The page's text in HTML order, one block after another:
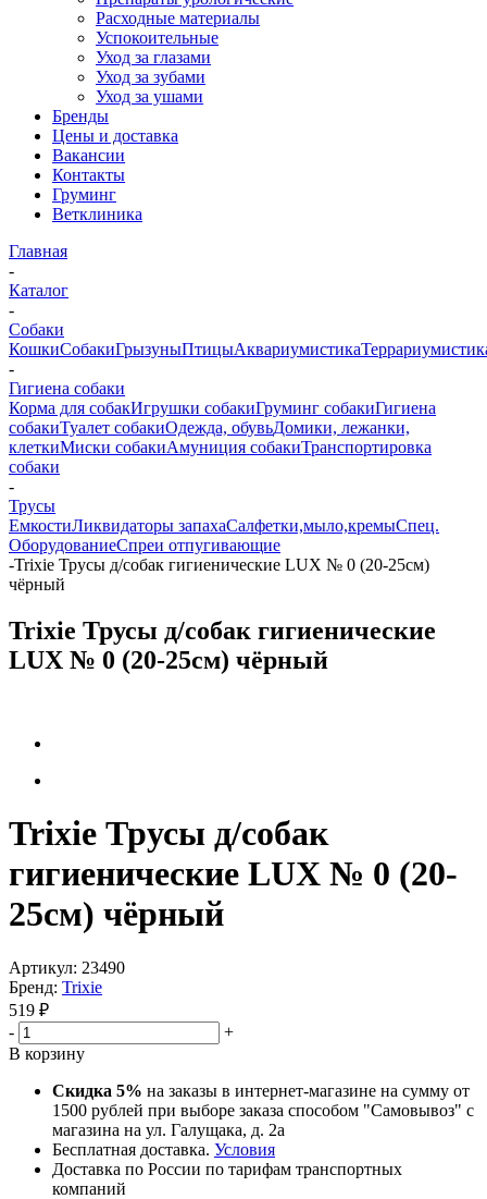
Расходные материалы
Успокоительные
Уход за глазами
Уход за зубами
Уход за ушами
Бренды
Цены и доставка
Вакансии
Контакты
Груминг
Ветклиника
Главная
-
Каталог
-
Собаки
КошкиСобакиГрызуныПтицыАквариумистика
-
Гигиена собаки
Корма для собакИгрушки собакиГруминг собакиГигиена
собакиТуалет собакиОдежда, обувьДомики, лежанки,
клеткиМиски собакиАмуниция собакиТранспортировка
собаки
-
Трусы
ЕмкостиЛиквидаторы запахаСалфетки,мыло,кремыСпец.
ОборудованиеСпреи отпугивающие
-Trixie Трусы д/собак гигиенические LUX № 0 (20-25см)
чёрный
Trixie Трусы д/собак гигиенические
LUX № 0 (20-25см) чёрный
Trixie Трусы д/собак
гигиенические LUX № 0 (20-
25см) чёрный
Артикул: 23490
Бренд: Trixie
519 ₽
-
+
В корзину
Скидка 5% на заказы в интернет-магазине на сумму от
1500 рублей при выборе заказа способом "Самовывоз" с
магазина на ул. Галущака, д. 2а
Бесплатная доставка. Условия
Доставка по России по тарифам транспортных
компаний